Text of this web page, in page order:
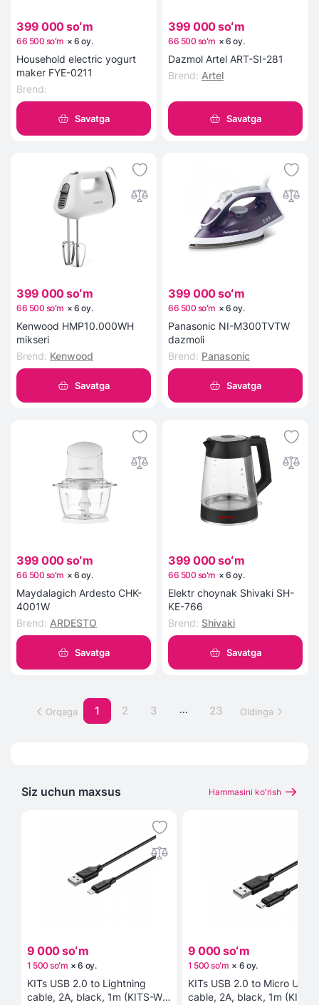
399 000 soʻm
66 500 soʻm ×6 oy.
Household electric yogurt
maker FYE-0211
Brend:
Savatga
399 000 soʻm
66 500 soʻm ×6 oy.
Dazmol Artel ART-SI-281
Brend: Artel
Savatga
399 000 soʻm
66 500 soʻm ×6 oy.
Kenwood HMP10.000WH
mikseri
Brend: Kenwood
Savatga
399 000 soʻm
66 500 soʻm ×6 oy.
Panasonic NI-M300TVTW
dazmoli
Brend: Panasonic
Savatga
399 000 soʻm
66 500 soʻm ×6 oy.
Maydalagich Ardesto CHK-
4001W
Brend: ARDESTO
Savatga
399 000 soʻm
66 500 soʻm ×6 oy.
Elektr choynak Shivaki SH-
KE-766
Brend: Shivaki
Savatga
Orqaga 1 2 3 ... 23 Oldinga
Siz uchun maxsus Hammasini koʻrish
9 000 soʻm
1 500 soʻm ×6 oy.
KITs USB 2.0 to Lightning
cable, 2A, black, 1m (KITS-W-
9 000 soʻm
1 500 soʻm × 6 oy.
KITs USB 2.0 to Micro USB
cable, 2A, black, 1m (KITS-